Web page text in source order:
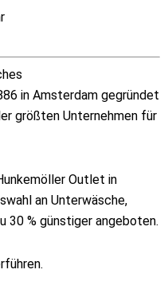
in Amsterdam gegründet
größten Unternehmen für
Outlet in
an Unterwäsche,
30 % günstiger angeboten.